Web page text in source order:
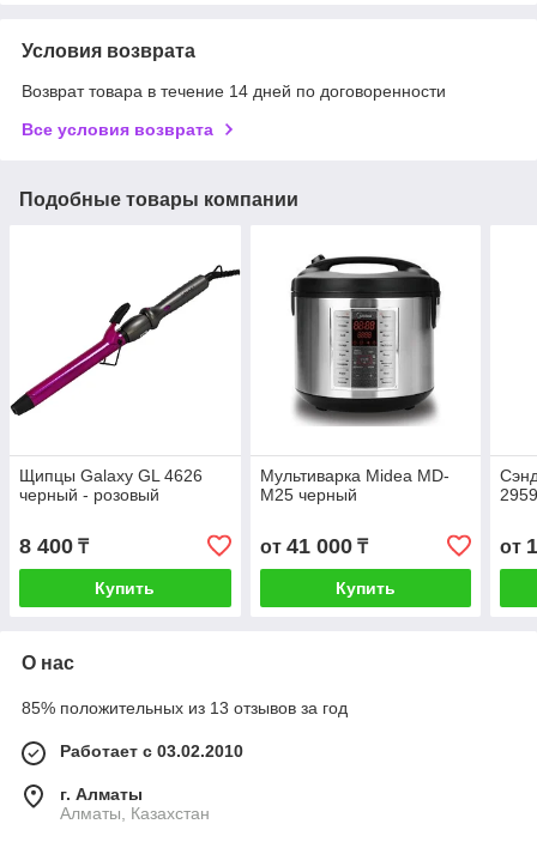
Условия возврата
Возврат товара в течение 14 дней по договоренности
Все условия возврата
Подобные товары компании
Щипцы Galaxy GL 4626
черный - розовый
8 400 ₸
Купить
Мультиварка Midea MD-
M25 черный
от 41 000₸
Купить
от
О нас
85% положительных из 13 отзывов за год
Работает с 03.02.2010
г. Алматы
Алматы, Казахстан